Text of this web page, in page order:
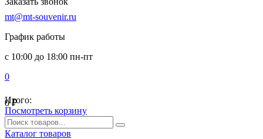
mt@mt-souvenir.ru
График работы
с 10:00 до 18:00 пн-пт
0
0₽
Итого:
Посмотреть корзину
Каталог товаров